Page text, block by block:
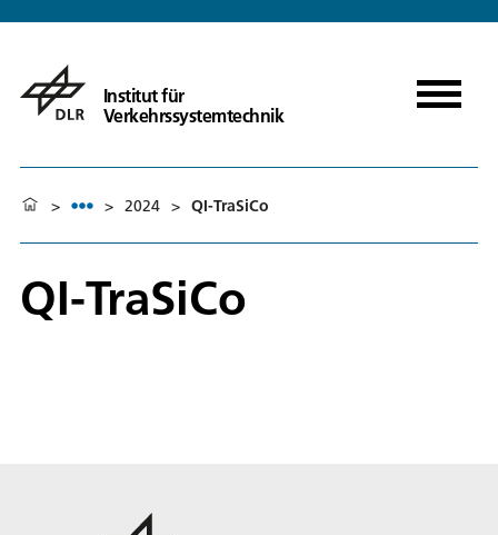
Institut für
Verkehrssystemtechnik
> > 2024 > QI-TraSiCo
QI-TraSiCo